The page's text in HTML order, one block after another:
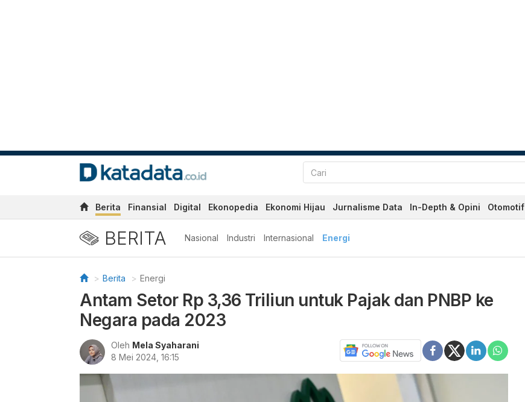
Berita Finansial Digital Ekonopedia Ekonomi Hijau Jurnalisme Data In-Depth & Opini Otomotif
BERITA Nasional Industri Internasional Energi
Berita Energi
Antam Setor Rp 3,36 Triliun untuk Pajak dan PNBP ke
Negara pada 2023
Oleh Mela Syaharani
8 Mei 2024, 16:15